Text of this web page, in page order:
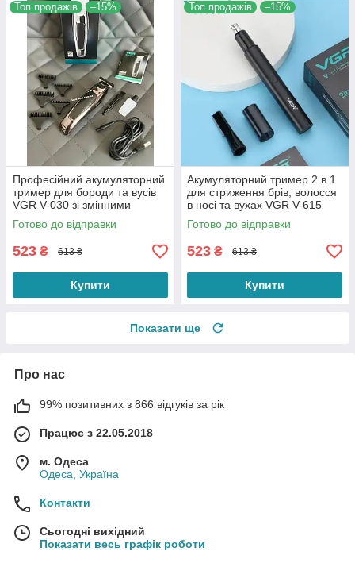
Топ продажів –15%
Професійний акумуляторний
тример для бороди та вусів
VGR V-030 зі змінними
насадками (5 штук)
Готово до відправки
523 ₴ 613 ₴
Купити
Топ продажів –15%
Акумуляторний тример 2 в 1
для стриження брів, волосся
в носі та вухах VGR V-615
Готово до відправки
523 ₴ 613 ₴
Купити
Показати ще
Про нас
99% позитивних з 866 відгуків за рік
Працює з 22.05.2018
м. Одеса
Одеса, Україна
Контакти
Сьогодні вихідний
Показати весь графік роботи